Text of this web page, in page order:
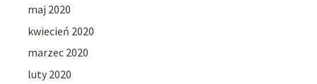
maj 2020
kwiecień 2020
marzec 2020
luty 2020